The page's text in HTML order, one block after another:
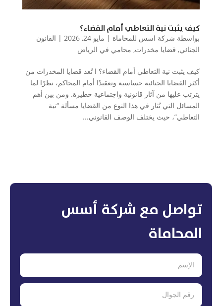
كيف يثبت نية التعاطي أمام القضاء؟
بواسطة شركة اسس للمحاماة | مايو 24, 2026 | القانون
الجنائي, قضايا مخدرات, محامي في الرياض
كيف يثبت نية التعاطي أمام القضاء؟ ا تُعد قضايا المخدرات من
أكثر القضايا الجنائية حساسية وتعقيدًا أمام المحاكم، نظرًا لما
يترتب عليها من آثار قانونية واجتماعية خطيرة. ومن بين أهم
المسائل التي تُثار في هذا النوع من القضايا مسألة “نية
التعاطي”، حيث يختلف الوصف القانوني...
تواصل مع شركة أسس
المحاماة